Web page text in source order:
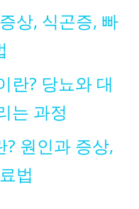
상, 식곤증, 빠
란? 당뇨와 대
는 과정
원인과 증상,
법